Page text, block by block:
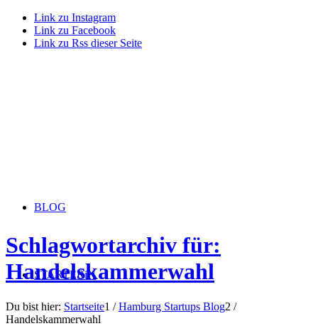
Link zu Instagram
Link zu Facebook
Link zu Rss dieser Seite
BLOG
STARTERiN
Schlagwortarchiv für:
Handelskammerwahl
Du bist hier: Startseite1 / Hamburg Startups Blog2 /
Handelskammerwahl